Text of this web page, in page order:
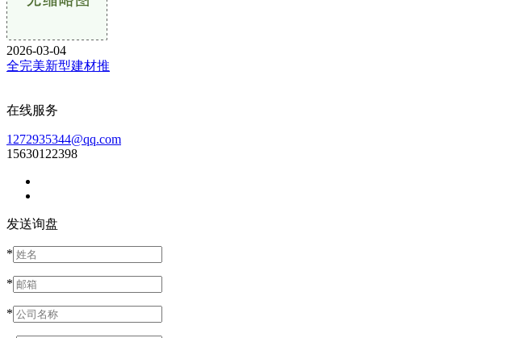
2026-03-04
全完美新型建材推
在线服务
1272935344@qq.com
15630122398
发送询盘
*
*
*